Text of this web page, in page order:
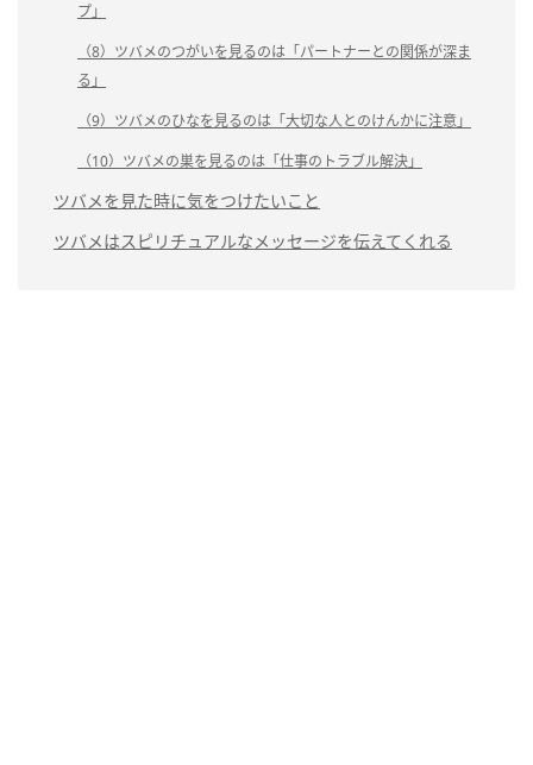
プ」
（8）ツバメのつがいを見るのは「パートナーとの関係が深ま
る」
（9）ツバメのひなを見るのは「大切な人とのけんかに注意」
（10）ツバメの巣を見るのは「仕事のトラブル解決」
ツバメを見た時に気をつけたいこと
ツバメはスピリチュアルなメッセージを伝えてくれる